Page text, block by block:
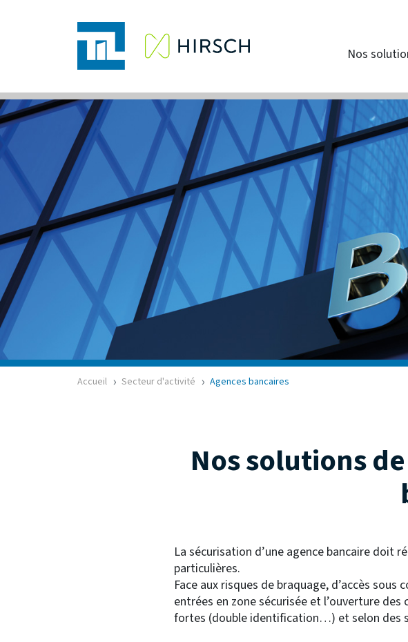
Nos
Accueil Secteur d'activité Agences bancaires
Nos solutions
La sécurisation d’une agence bancaire doit
particulières.
Face aux risques de braquage, d’accès
entrées en zone sécurisée et l’ouverture
fortes (double identification…) et selon des